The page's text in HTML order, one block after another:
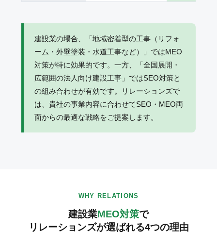
建設業の場合、「地域密着型の工事（リフォ
ーム・外壁塗装・水道工事など）」ではMEO
対策が特に効果的です。一方、「全国展開・
広範囲の法人向け建設工事」ではSEO対策と
の組み合わせが有効です。リレーションズで
は、貴社の事業内容に合わせてSEO・MEO両
面からの最適な戦略をご提案します。
WHY RELATIONS
建設業MEO対策で
リレーションズが選ばれる4つの理由